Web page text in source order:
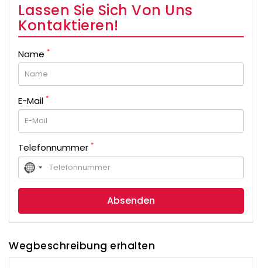
Lassen Sie Sich Von Uns
Kontaktieren!
Name *
E-Mail *
Telefonnummer *
No
country
selected
Wegbeschreibung erhalten